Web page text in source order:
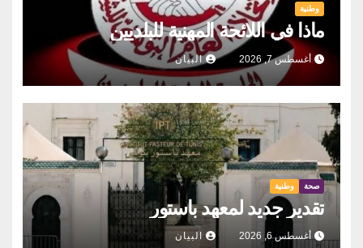
وطنية
ماذا في اللائحة المهنية للبلديين
أغسطس 7, 2026 البيان
صحة وطنية
تقدير جديد لمعهد باستور
أغسطس 6, 2026 البيان